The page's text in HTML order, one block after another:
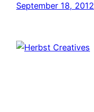
September 18, 2012